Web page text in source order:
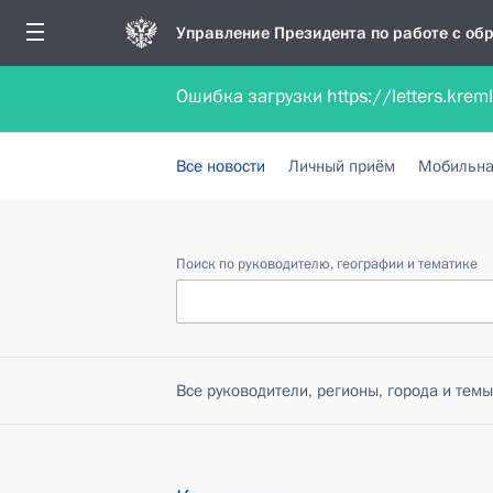
Управление Президента по работе с
Обратиться в форме электронного
Все новости Личный приём
Поиск по руководителю, географии и тематике
Все руководители, регионы, города и темы
Ошибка загрузки https://